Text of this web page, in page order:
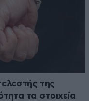
της
τα στοιχεία